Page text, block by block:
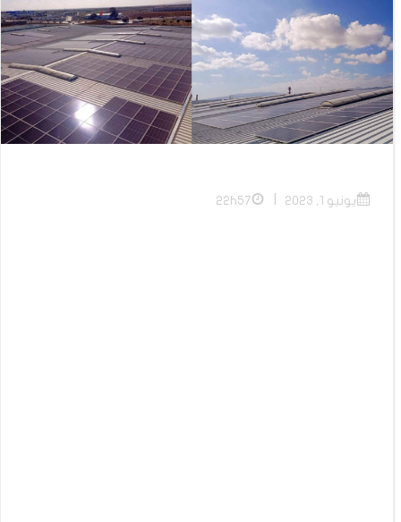
يونيو 1, 2023 22h57